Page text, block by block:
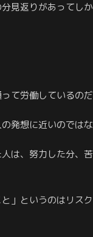
見返りがあってしか
て労働しているの
発想に近いのではな
は、努力した分、
」というのはリス